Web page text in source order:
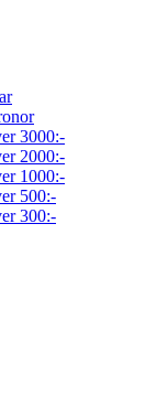
3000:-
2000:-
1000:-
500:-
300:-